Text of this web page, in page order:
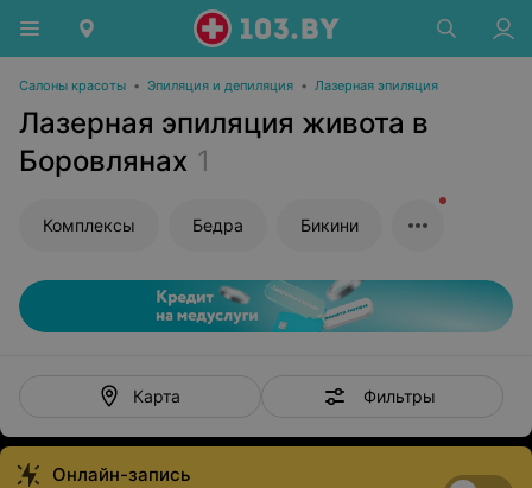
Салоны красоты • Эпиляция и депиляция • Лазерная эпиляция
Лазерная эпиляция живота в
Боровлянах 1
Комплексы Бедра Бикини
Карта Фильтры
Онлайн-запись